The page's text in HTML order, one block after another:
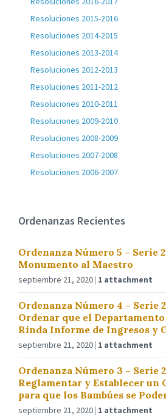
Resoluciones 2015-2016
Resoluciones 2014-2015
Resoluciones 2013-2014
Resoluciones 2012-2013
Resoluciones 2011-2012
Resoluciones 2010-2011
Resoluciones 2009-2010
Resoluciones 2008-2009
Resoluciones 2007-2008
Resoluciones 2006-2007
Ordenanzas Recientes
Ordenanza Número 5 – Serie
Monumento al Maestro
septiembre 21, 2020 1 attachment
Ordenanza Número 4 – Serie
Ordenar que el
Rinda Informe de Ingresos y
septiembre 21, 2020 1 attachment
Ordenanza Número 3 – Serie
Reglamentar y Establecer un
para que los Bambúes se
septiembre 21, 2020 1 attachment